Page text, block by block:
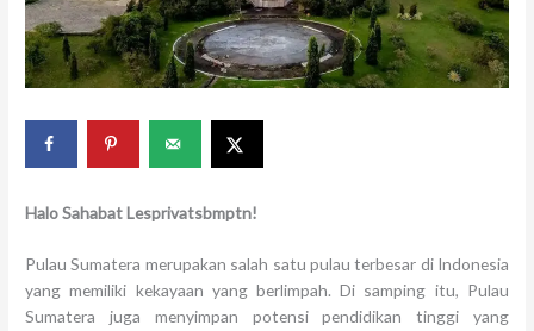
Halo Sahabat Lesprivatsbmptn!
Pulau Sumatera merupakan salah satu pulau terbesar di Indonesia
yang memiliki kekayaan yang berlimpah. Di samping itu, Pulau
Sumatera juga menyimpan potensi pendidikan tinggi yang